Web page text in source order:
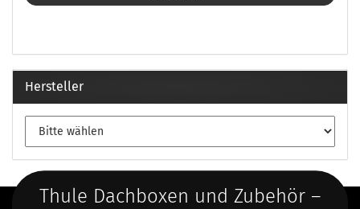
Hersteller
Thule Dachboxen und Zubehör –